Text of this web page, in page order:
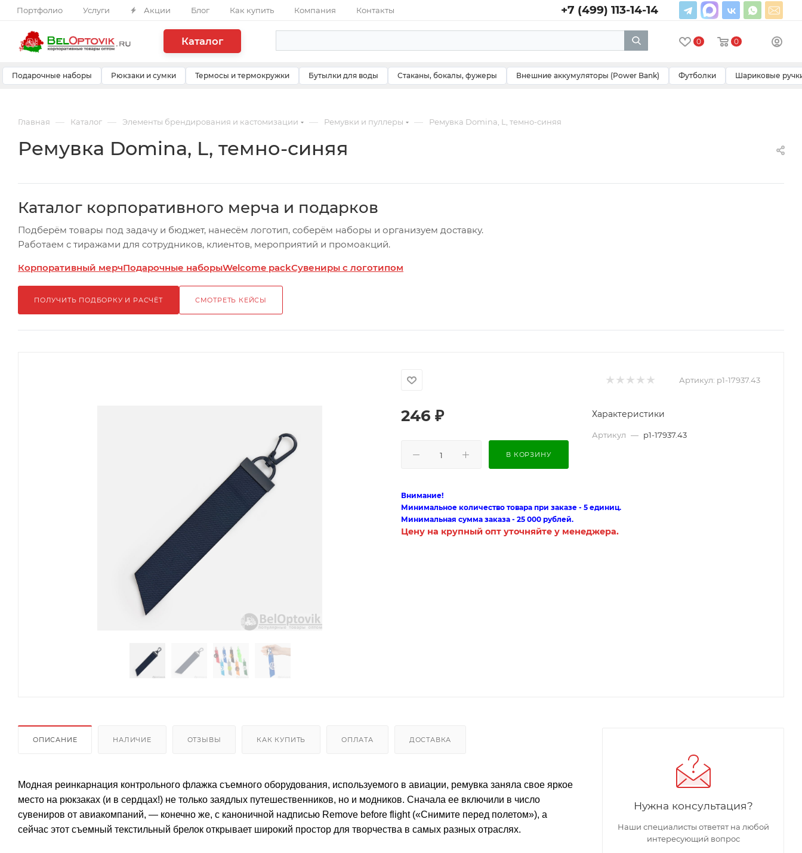
Портфолио Услуги Акции Блог Как купить Компания Контакты +7 (499) 113-14-14
Каталог 0 0
Подарочные наборы Рюкзаки и сумки Термосы и термокружки Бутылки для воды Стаканы, бокалы, фужеры Внешние аккумуляторы (Power Bank) Футболки Шариковые
Главная — Каталог — Элементы брендирования и кастомизации — Ремувки и пуллеры — Ремувка Domina, L, темно-синяя
Ремувка Domina, L, темно-синяя
Каталог корпоративного мерча и подарков
Подберём товары под задачу и бюджет, нанесём логотип, соберём наборы и организуем доставку.
Работаем с тиражами для сотрудников, клиентов, мероприятий и промоакций.
Корпоративный мерчПодарочные наборыWelcome packСувениры с логотипом
ПОЛУЧИТЬ ПОДБОРКУ И РАСЧЁТ СМОТРЕТЬ КЕЙСЫ
Артикул: p1-17937.43
246 ₽
В КОРЗИНУ
Характеристики
Артикул — p1-17937.43
Внимание!
Минимальное количество товара при заказе - 5 единиц.
Минимальная сумма заказа - 25 000 рублей.
Цену на крупный опт уточняйте у менеджера.
ОПИСАНИЕ НАЛИЧИЕ ОТЗЫВЫ КАК КУПИТЬ ОПЛАТА ДОСТАВКА
Модная реинкарнация контрольного флажка съемного оборудования, используемого в авиации, ремувка заняла свое яркое
место на рюкзаках (и в сердцах!) не только заядлых путешественников, но и модников. Сначала ее включили в число
сувениров от авиакомпаний, — конечно же, с каноничной надписью Remove before flight («Снимите перед полетом»), а
сейчас этот съемный текстильный брелок открывает широкий простор для творчества в самых разных отраслях.
Нужна консультация?
Наши специалисты ответят на любой
интересующий вопрос